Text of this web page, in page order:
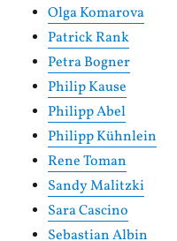
Olga Komarova
Patrick Rank
Petra Bogner
Philip Kause
Philipp Abel
Philipp Kühnlein
Rene Toman
Sandy Malitzki
Sara Cascino
Sebastian Albin